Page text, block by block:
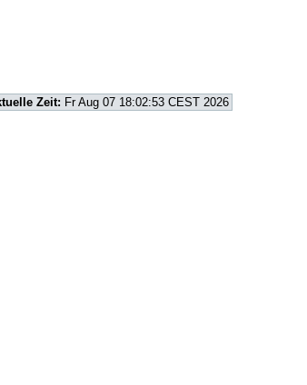
Zeit: Fr Aug 07 18:02:53 CEST 2026